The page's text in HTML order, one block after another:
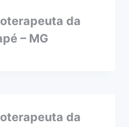
da
– MG
da